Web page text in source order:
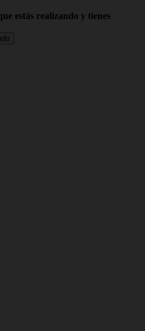
estás realizando y tienes